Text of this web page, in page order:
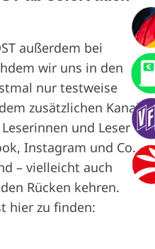
außerdem bei
wir uns in den
nur testweise
zusätzlichen Kanal
und Leser
Instagram und Co.
– vielleicht auch
Rücken kehren.
hier zu finden: